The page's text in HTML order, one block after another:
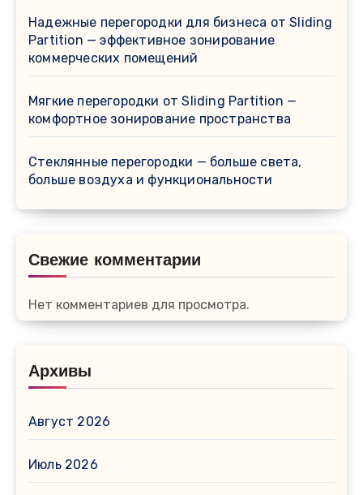
Надежные перегородки для бизнеса от Sliding
Partition — эффективное зонирование
коммерческих помещений
Мягкие перегородки от Sliding Partition —
комфортное зонирование пространства
Стеклянные перегородки — больше света,
больше воздуха и функциональности
Свежие комментарии
Нет комментариев для просмотра.
Архивы
Август 2026
Июль 2026